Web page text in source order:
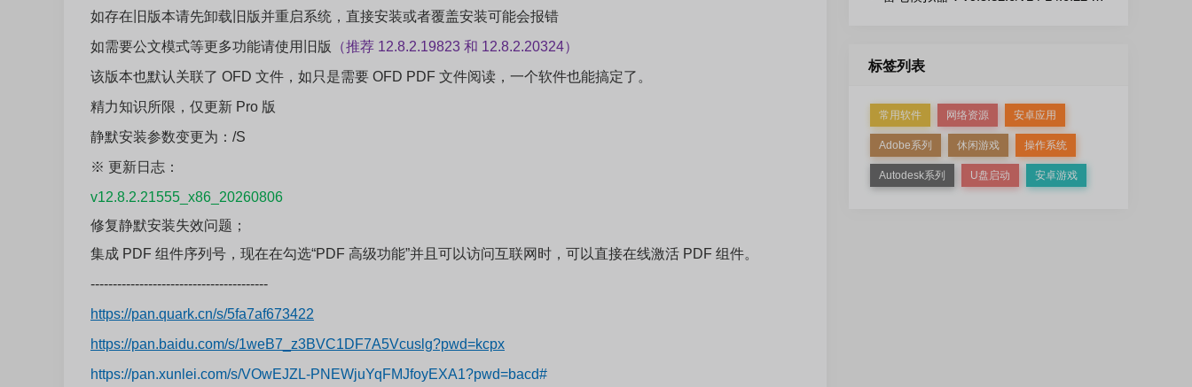
如存在旧版本请先卸载旧版并重启系统，直接安装或者覆盖安装可能会报错
如需要公文模式等更多功能请使用旧版
（推荐 12.8.2.19823 和 12.8.2.20324）
该版本也默认关联了 OFD 文件，如只是需要 OFD PDF 文件阅读，一个软件也能搞定了。
精力知识所限，仅更新 Pro 版
静默安装参数变更为：/S
※ 更新日志：
v12.8.2.21555_x86_20260806
修复静默安装失效问题；
集成 PDF 组件序列号，现在在勾选“PDF 高级功能”并且可以访问互联网时，可以直接在线激活 PDF 组件。
----------------------------------------
https://pan.quark.cn/s/5fa7af673422
https://pan.baidu.com/s/1weB7_z3BVC1DF7A5Vcuslg?pwd=kcpx
https://pan.xunlei.com/s/VOwEJZL-PNEWjuYqFMJfoyEXA1?pwd=bacd#
标签列表
常用软件 网络资源 安卓应用
Adobe系列 休闲游戏 操作系统
Autodesk系列 U盘启动 安卓游戏